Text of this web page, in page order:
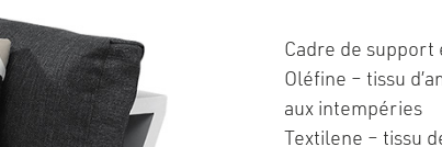
Cadre de support
Oléfine – tissu
aux intempéries
Textilene – tissu